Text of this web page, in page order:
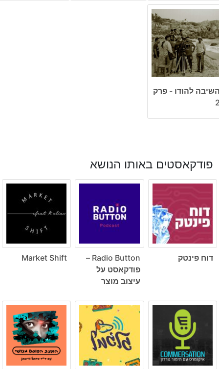
להודו - פרק
פודקאסטים באותו הנושא
דוח פינטק
Radio Button –
פודקאסט על
עיצוב מוצר
Market Shift